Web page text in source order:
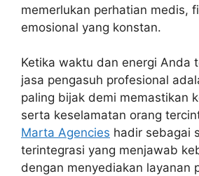
memerlukan perhatian medis,
emosional yang konstan.
Ketika waktu dan energi Anda
jasa pengasuh profesional
paling bijak demi memastikan
serta keselamatan orang
Marta Agencies hadir sebagai
terintegrasi yang menjawab
dengan menyediakan layanan